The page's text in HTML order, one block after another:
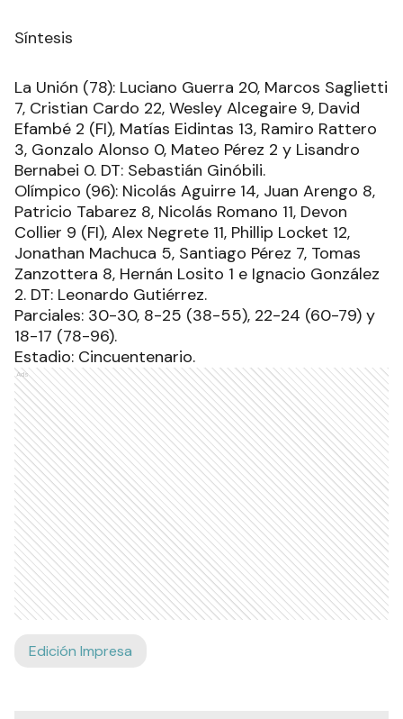
Síntesis
La Unión (78): Luciano Guerra 20, Marcos Saglietti
7, Cristian Cardo 22, Wesley Alcegaire 9, David
Efambé 2 (FI), Matías Eidintas 13, Ramiro Rattero
3, Gonzalo Alonso 0, Mateo Pérez 2 y Lisandro
Bernabei 0. DT: Sebastián Ginóbili.
Olímpico (96): Nicolás Aguirre 14, Juan Arengo 8,
Patricio Tabarez 8, Nicolás Romano 11, Devon
Collier 9 (FI), Alex Negrete 11, Phillip Locket 12,
Jonathan Machuca 5, Santiago Pérez 7, Tomas
Zanzottera 8, Hernán Losito 1 e Ignacio González
2. DT: Leonardo Gutiérrez.
Parciales: 30-30, 8-25 (38-55), 22-24 (60-79) y
18-17 (78-96).
Estadio: Cincuentenario.
Ads
Edición Impresa